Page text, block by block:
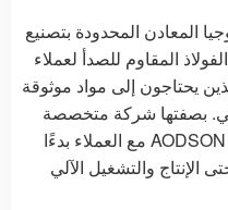
المعادن المحدودة بتصنيع
المقاوم للصدأ لعملاء
يحتاجون إلى مواد موثوقة
بصفتها شركة متخصصة
, تعمل شركة AODSON مع العملاء بدءًا
الإنتاج والتشغيل الآلي